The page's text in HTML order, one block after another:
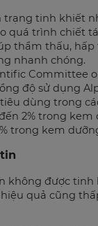
trạng tinh khiết
quá trình chiết
thẩm thấu, hấp
nhanh chóng.
Committee
độ sử dụng
dùng trong
2% trong kem
trong kem
không được tinh
quả cũng